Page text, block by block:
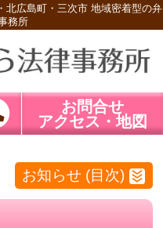
北広島町・三次市 地域密着型の弁
務所
お問合せ
アクセス・地図
お知らせ (目次)